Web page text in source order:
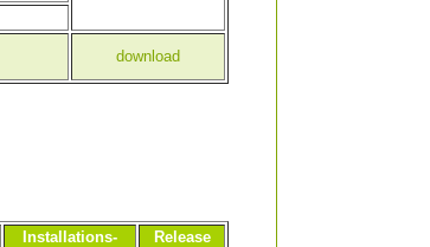
download
Installations-
Release